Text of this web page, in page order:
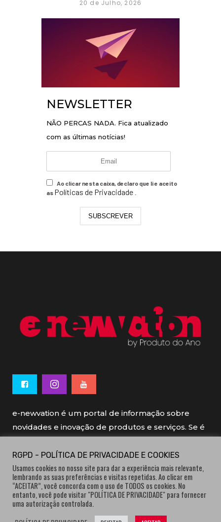
20 de Julho, 2026
NEWSLETTER
NÃO PERCAS NADA. Fica atualizado
com as últimas notícias!
Ao clicar nesta caixa, declaro que li e aceito
as Políticas de Privacidade .
SUBSCREVER
e-newvation é um portal de informação sobre
novidades e inovação de produtos e serviços. Se é
e-newvation tem o patrocínio do “Produto do
Ano”, o prémio de inovação atribuído por
consumidores.
RGPD - POLÍTICA DE PRIVACIDADE E COOKIES
Usamos cookies no nosso site para dar a experiência mais relevante,
lembrando as suas preferências e visitas repetidas. Ao clicar em
“ACEITAR”, você concorda com o uso de TODOS os cookies. No
entanto, você pode visitar "POLÍTICA DE PRIVACIDADE" para fornecer
uma autorização controlada.